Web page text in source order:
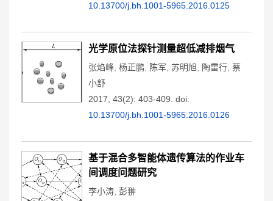
10.13700/j.bh.1001-5965.2016.0125
光学原位法探针测量超低减排烟气
张焰峰 杨正鹏 陈军 苏明旭 陶雷行 蔡
小舒
2017, 43(2): 403-409. doi:
10.13700/j.bh.1001-5965.2016.0126
基于混合多智能体遗传算法的作业车
间调度问题研究
李小涛 彭翀